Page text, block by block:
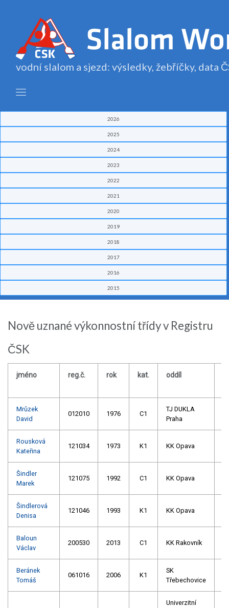
vodní slalom a sjezd: výsledky, žebříčky, data
2026
2025
2024
2023
2022
2021
2020
2019
2018
2017
2016
2015
Nově uznané výkonnostní třídy v Registru
ČSK
jméno reg.č. rok kat. oddíl
Mrůzek
David
012010 1976 C1
TJ DUKLA
Praha
Rousková
Kateřina
121034 1973 K1 KK Opava
Šindler
Marek
121075 1992 C1 KK Opava
Šindlerová
Denisa
121046 1993 K1 KK Opava
Baloun
Václav
200530 2013 C1 KK Rakovník
Beránek
Tomáš
061016 2006 K1
SK
Třebechovice
Univerzitní